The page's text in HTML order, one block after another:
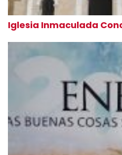
Iglesia Inmaculada